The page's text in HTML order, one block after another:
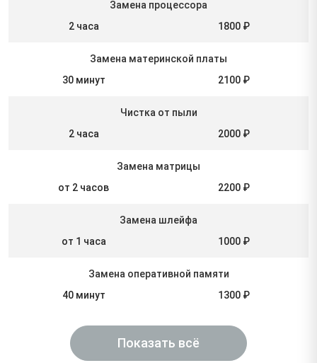
Замена процессора
2 часа
1800 ₽
Замена материнской платы
30 минут
2100 ₽
Чистка от пыли
2 часа
2000 ₽
Замена матрицы
от 2 часов
2200 ₽
Замена шлейфа
от 1 часа
1000 ₽
Замена оперативной памяти
40 минут
1300 ₽
Показать всё